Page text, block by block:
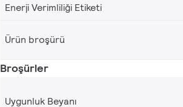
Enerji Verimliliği Etiketi
Ürün broşürü
Broşürler
Uygunluk Beyanı